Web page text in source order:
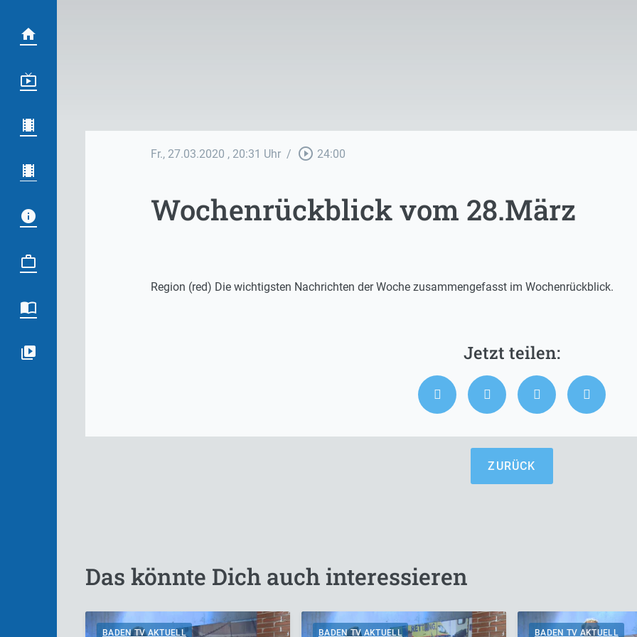
Fr., 27.03.2020 , 20:31 Uhr / play_circle_outline 24:00
Wochenrückblick vom 28.März
Region (red) Die wichtigsten Nachrichten der Woche zusammengefasst im Wochenrückblick.
ZURÜCK
Das könnte Dich auch interessieren
BADEN TV AKTUELL BADEN TV AKTUELL BADEN TV AKTUELL